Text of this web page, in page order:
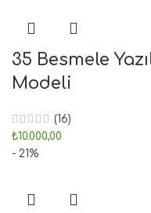
35 Besmele
Modeli
(16)
₺10.000,00
- 21%